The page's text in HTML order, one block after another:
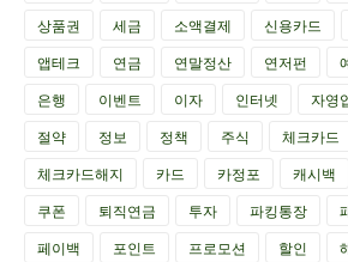
상품권
세금 소액결제 신용카드
앱테크
연금 연말정산 연저펀
은행
이벤트 이자 인터넷 자영
절약
정보 정책 주식 체크카드
체크카드해지
카드 카정포 캐시백
쿠폰
퇴직연금 투자 파킹통장
페이백
포인트 프로모션 할인